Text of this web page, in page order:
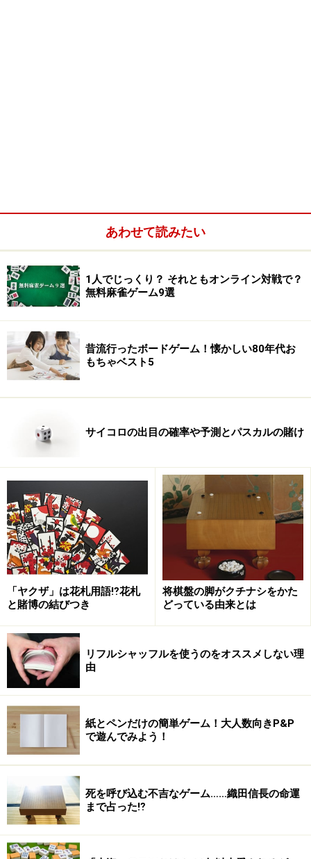
あわせて読みたい
1人でじっくり？ それともオンライン対戦で？
無料麻雀ゲーム9選
昔流行ったボードゲーム！懐かしい80年代お
もちゃベスト5
サイコロの出目の確率や予測とパスカルの賭け
「ヤクザ」は花札用語⁉花札
と賭博の結びつき
将棋盤の脚がクチナシをかた
どっている由来とは
リフルシャッフルを使うのをオススメしない理
由
紙とペンだけの簡単ゲーム！大人数向きP&P
で遊んでみよう！
死を呼び込む不吉なゲーム……織田信長の命運
まで占った⁉︎